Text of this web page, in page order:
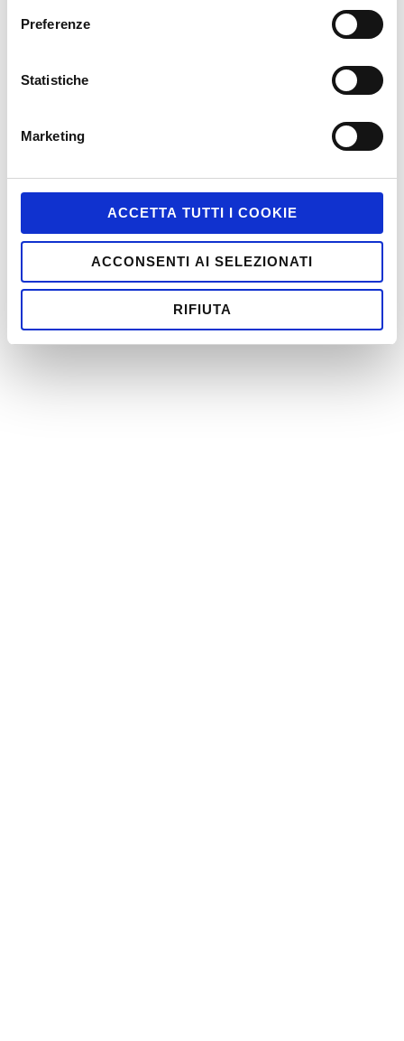
Preferenze
Statistiche
Marketing
ACCETTA TUTTI I COOKIE
ACCONSENTI AI SELEZIONATI
RIFIUTA